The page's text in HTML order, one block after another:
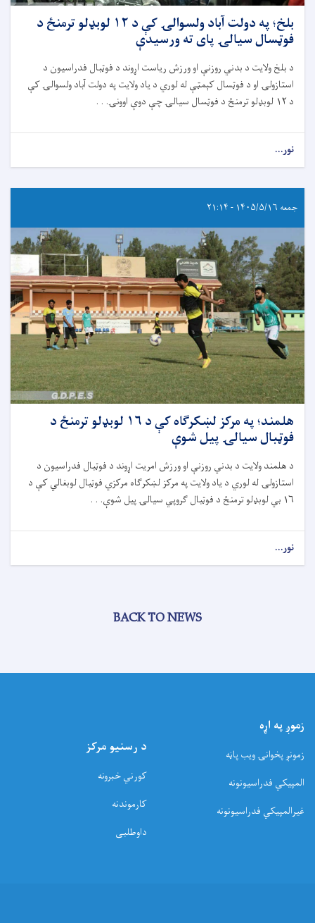
بلخ؛ په دولت آباد ولسوالۍ کې د ١٢ لوبډلو ترمنځ د
فوټسال سیالۍ پای ته ورسیدې
د بلخ ولایت د بدني روزنې او ورزش ریاست اړوند د فوټبال فدراسیون د
استازولۍ او د فوټسال کېمټې له لوري د یاد ولایت په دولت آباد ولسوالۍ کې
د ١٢ لوبډلو ترمنځ د فوټسال سیالۍ چې دوې اوونۍ. . .
نور...
جمعه ۱۴۰۵/۵/۱۶ - ۲۱:۱۴
هلمند؛ په مرکز لښکرګاه کې د ۱۶ لوبډلو ترمنځ د
فوټبال سيالۍ پيل شوې
د هلمند ولایت د بدني روزنې او ورزش امریت اړوند د فوټبال فدراسیون د
استازولۍ له لوري د یاد ولایت په مرکز لښکرګاه مرکزي فوټبال لوبغالي کې د
۱۶ بي لوبډلو ترمنځ د فوټبال ګروپي سیالۍ پیل شوې. . .
نور...
BACK TO NEWS
زموږ په اړه
زمونږ پخوانۍ ویب پاڼه
المپیکي فدراسیونونه
غیرالمپیکي فدراسیونونه
د رسنیو مرکز
کورني خبرونه
کارموندنه
داوطلبی